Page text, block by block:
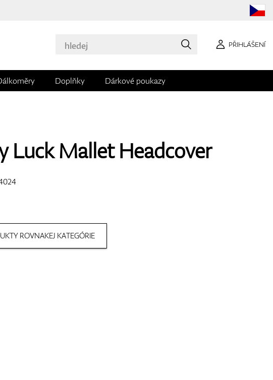
PŘIHLÁŠENÍ
Doplňky Dárkové poukazy
Luck Mallet Headcover
ROVNAKEJ KATEGÓRIE